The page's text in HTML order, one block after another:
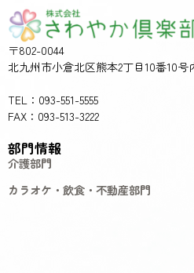
〒802-0044
北九州市小倉北区熊本2丁目10番10号
TEL：093-551-5555
FAX：093-513-3222
部門情報
介護部門
カラオケ・飲食・不動産部門